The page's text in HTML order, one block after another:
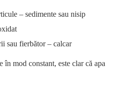
– sedimente sau nisip
sau fierbător – calcar
în mod constant, este clar că apa